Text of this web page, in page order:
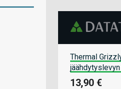
Thermal
13,90 €